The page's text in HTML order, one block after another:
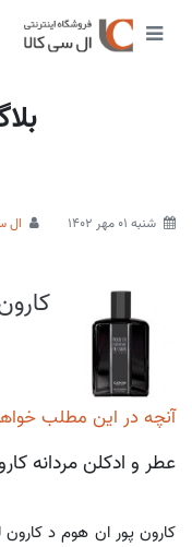
شنبه 01 مهر 1402 ال
آنچه در این مطلب
عطر و ادکلن مردانه
کارون پور ان هوم د